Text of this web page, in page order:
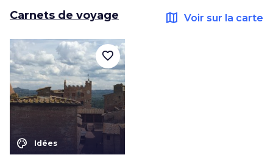
Carnets de voyage map Voir sur la carte
color_lens Idées
favorite_border